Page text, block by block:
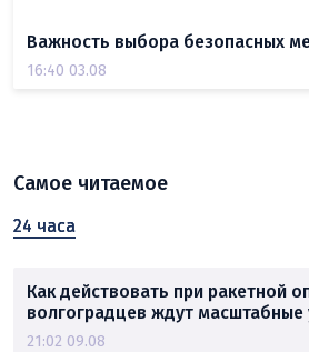
Важность выбора безопасных
16:40 03.08
Самое читаемое
24 часа
Как действовать при ракетной
волгоградцев ждут масштабные
21:02 09.08